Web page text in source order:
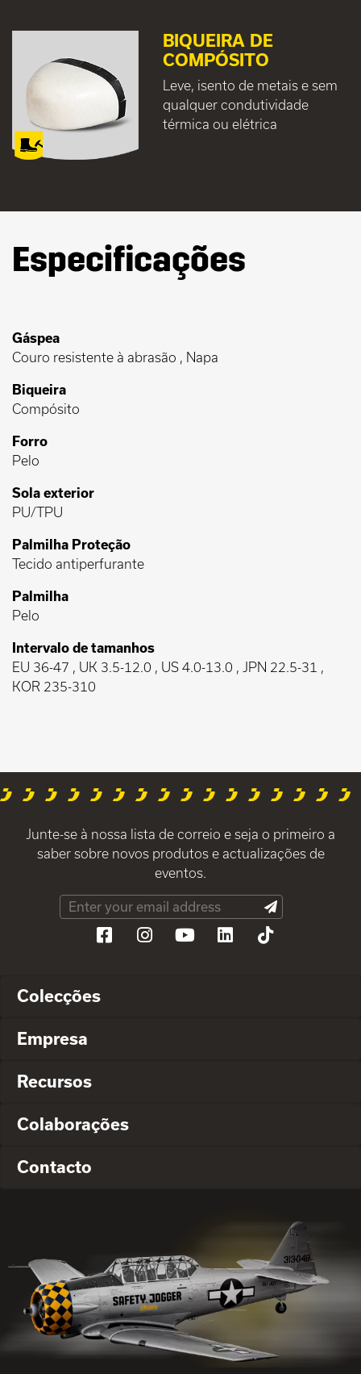
BIQUEIRA DE
COMPÓSITO
Leve, isento de metais e sem
qualquer condutividade
térmica ou elétrica
Especificações
Gáspea
Couro resistente à abrasão , Napa
Biqueira
Compósito
Forro
Pelo
Sola exterior
PU/TPU
Palmilha Proteção
Tecido antiperfurante
Palmilha
Pelo
Intervalo de tamanhos
EU 36-47 , UK 3.5-12.0 , US 4.0-13.0 , JPN 22.5-31 ,
KOR 235-310
Junte-se à nossa lista de correio e seja o primeiro a
saber sobre novos produtos e actualizações de
eventos.
Colecções
Empresa
Recursos
Colaborações
Contacto